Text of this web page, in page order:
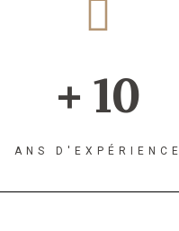
+ 10
ANS D'EXPÉRIENCE